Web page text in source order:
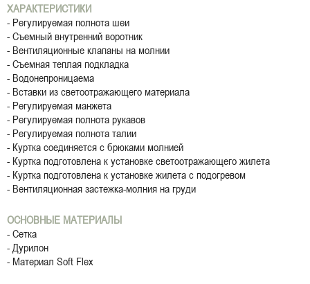
ХАРАКТЕРИСТИКИ
- Регулируемая полнота шеи
- Съемный внутренний воротник
- Вентиляционные клапаны на молнии
- Съемная теплая подкладка
- Водонепроницаема
- Вставки из светоотражающего материала
- Регулируемая манжета
- Регулируемая полнота рукавов
- Регулируемая полнота талии
- Куртка соединяется с брюками молнией
- Куртка подготовлена к установке светоотражающего жилета
- Куртка подготовлена к установке жилета с подогревом
- Вентиляционная застежка-молния на груди
ОСНОВНЫЕ МАТЕРИАЛЫ
- Сетка
- Дурилон
- Материал Soft Flex